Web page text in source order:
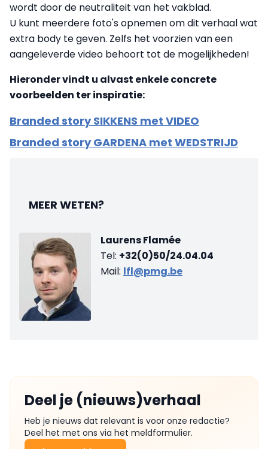
wordt door de neutraliteit van het vakblad.
U kunt meerdere foto's opnemen om dit verhaal wat
extra body te geven. Zelfs het voorzien van een
aangeleverde video behoort tot de mogelijkheden!
Hieronder vindt u alvast enkele concrete
voorbeelden ter inspiratie:
Branded story SIKKENS met VIDEO
Branded story GARDENA met WEDSTRIJD
MEER WETEN?
Laurens Flamée
Tel: +32(0)50/24.04.04
Mail: lfl@pmg.be
Deel je (nieuws)verhaal
Heb je nieuws dat relevant is voor onze redactie?
Deel het met ons via het meldformulier.